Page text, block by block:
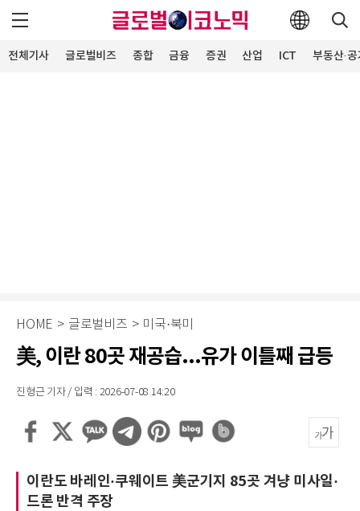
전체기사 글로벌비즈 종합 금융 증권 산업 ICT 부동산·
HOME > 글로벌비즈 > 미국·북미
美, 이란 80곳 재공습...유가 이틀째 급등
진형근 기자 / 입력 : 2026-07-08 14:20
이란도 바레인·쿠웨이트 美군기지 85곳 겨냥 미사일·
드론 반격 주장